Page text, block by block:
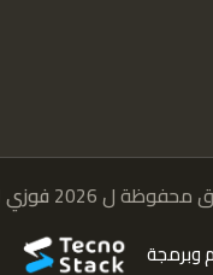
ل 2026 فوزي
وبرمجة